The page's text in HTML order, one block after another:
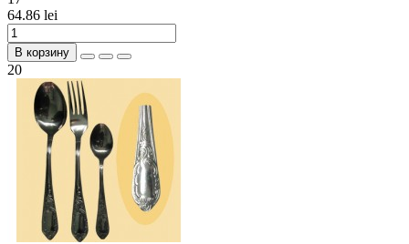
64.86 lei
В корзину
20